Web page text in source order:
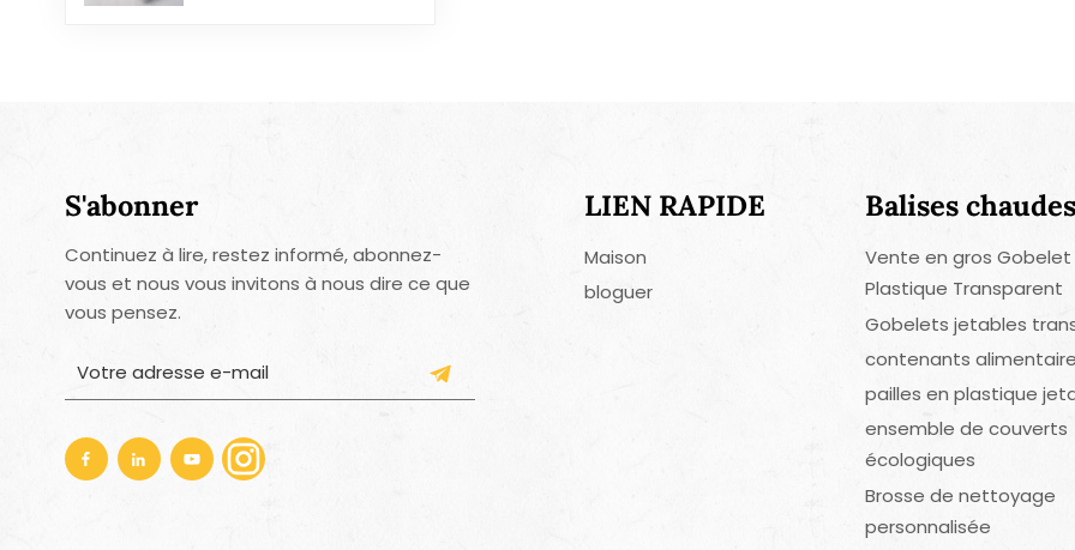
S'abonner
Continuez à lire, restez informé, abonnez-
vous et nous vous invitons à nous dire ce que
vous pensez.
LIEN RAPIDE
Maison
bloguer
Balises chaudes
Vente en gros Gobelet
Plastique Transparent
Gobelets jetables
contenants
pailles en plastique
ensemble de couverts
écologiques
Brosse de nettoyage
personnalisée